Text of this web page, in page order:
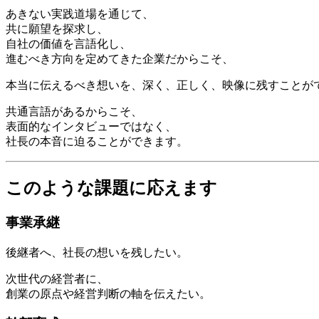
あきない実践道場を通じて、
共に願望を探求し、
自社の価値を言語化し、
進むべき方向を定めてきた企業だからこそ、
本当に伝えるべき想いを、深く、正しく、映像に残すことが
共通言語があるからこそ、
表面的なインタビューではなく、
社長の本音に迫ることができます。
このような課題に応えます
事業承継
後継者へ、社長の想いを残したい。
次世代の経営者に、
創業の原点や経営判断の軸を伝えたい。